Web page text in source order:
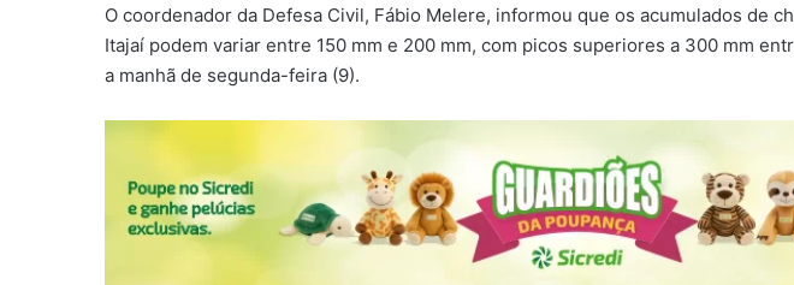
O coordenador da Defesa Civil, Fábio Melere, informou que os acumulados de
Itajaí podem variar entre 150 mm e 200 mm, com picos superiores a 300 mm
a manhã de segunda-feira (9).